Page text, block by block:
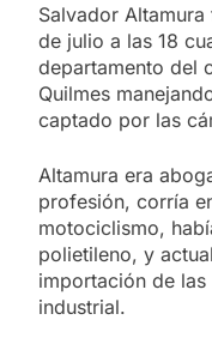
Salvador
de julio a las 18
departamento del
Quilmes
captado por las
Altamura era
profesión, corría
motociclismo,
polietileno, y
importación de
industrial.